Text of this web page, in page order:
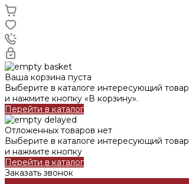
Ваша корзина пуста
Выберите в каталоге интересующий товар
и нажмите кнопку «В корзину».
Перейти в каталог
Отложенных товаров нет
Выберите в каталоге интересующий товар
и нажмите кнопку
Перейти в каталог
Заказать звонок